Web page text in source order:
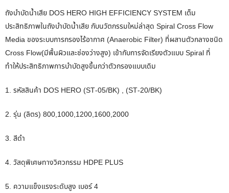
ถังบำบัดน้ำเสีย DOS HERO HIGH EFFICIENCY SYSTEM เต็ม
ประสิทธิภาพในถังบำบัดน้ำเสีย กับนวัตกรรมใหม่ล่าสุด Spiral Cross Flow
Media ของระบบการกรองไร้อากาศ (Anaerobic Filter) ที่ผสานตัวกลางชนิด
Cross Flow(มีพื้นผิวและช่องว่างสูง) เข้ากับการจัดเรียงตัวแบบ Spiral ที่
ทำให้ประสิทธิภาพการบำบัดสูงขึ้นกว่าตัวกรองแบบเดิม
1. รหัสสินค้า DOS HERO (ST-05/BK) , (ST-20/BK)
2. รุ่น (ลิตร) 800,1000,1200,1600,2000
3. สีดำ
4. วัสดุพิเศษทางวิศวกรรม HDPE PLUS
5. ความแข็งแรงระดับสูง เบอร์ 4